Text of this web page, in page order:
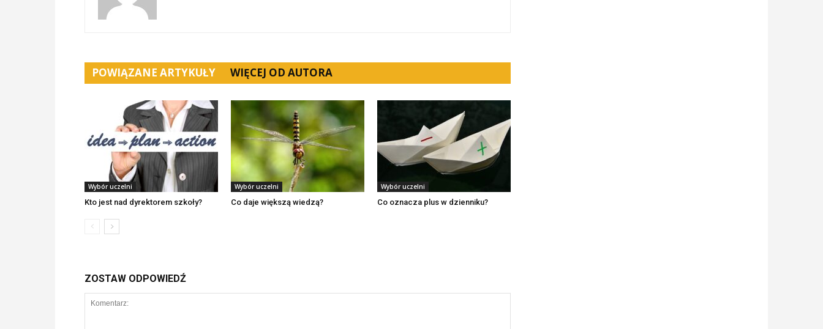
POWIĄZANE ARTYKUŁY WIĘCEJ OD AUTORA
Wybór uczelni
Kto jest nad dyrektorem szkoły?
Wybór uczelni
Co daje większą wiedzą?
Wybór uczelni
Co oznacza plus w dzienniku?
ZOSTAW ODPOWIEDŹ